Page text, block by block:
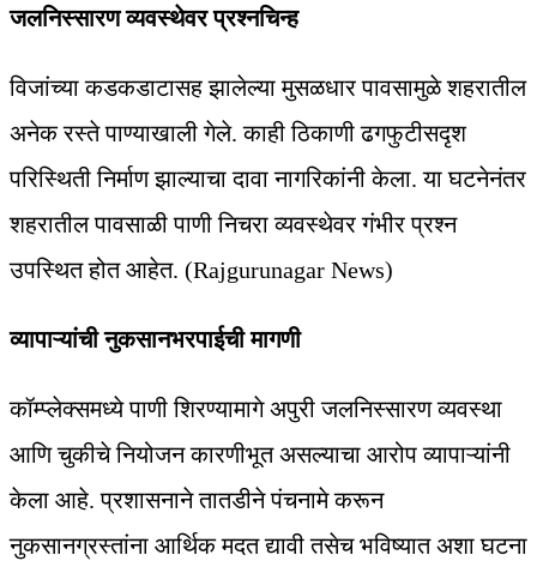
जलनिस्सारण व्यवस्थेवर प्रश्नचिन्ह
विजांच्या कडकडाटासह झालेल्या मुसळधार पावसामुळे शहरातील
अनेक रस्ते पाण्याखाली गेले. काही ठिकाणी ढगफुटीसदृश
परिस्थिती निर्माण झाल्याचा दावा नागरिकांनी केला. या घटनेनंतर
शहरातील पावसाळी पाणी निचरा व्यवस्थेवर गंभीर प्रश्न
उपस्थित होत आहेत. (Rajgurunagar News)
व्यापाऱ्यांची नुकसानभरपाईची मागणी
कॉम्प्लेक्समध्ये पाणी शिरण्यामागे अपुरी जलनिस्सारण व्यवस्था
आणि चुकीचे नियोजन कारणीभूत असल्याचा आरोप व्यापाऱ्यांनी
केला आहे. प्रशासनाने तातडीने पंचनामे करून
नुकसानग्रस्तांना आर्थिक मदत द्यावी तसेच भविष्यात अशा घटना